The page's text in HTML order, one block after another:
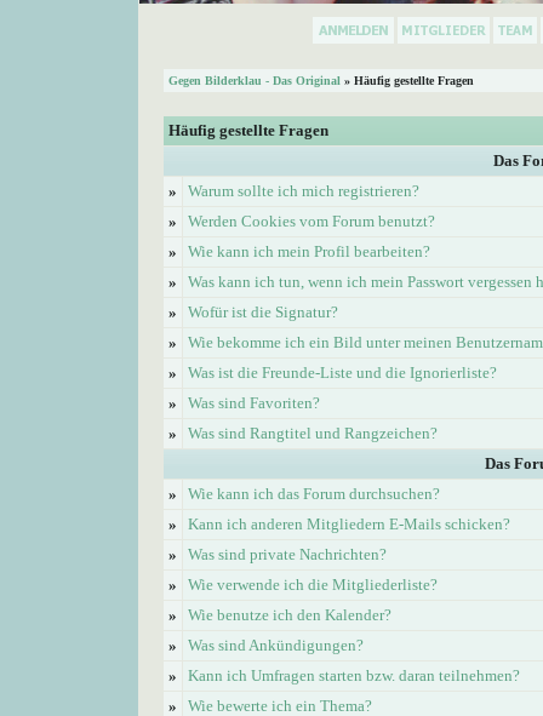
Gegen Bilderklau - Das Original » Häufig gestellte Fragen
Häufig gestellte Fragen
Das
»
Warum sollte ich mich registrieren?
»
Werden Cookies vom Forum benutzt?
»
Wie kann ich mein Profil bearbeiten?
»
Was kann ich tun, wenn ich mein Passwort vergessen
»
Wofür ist die Signatur?
»
Wie bekomme ich ein Bild unter meinen
»
Was ist die Freunde-Liste und die Ignorierliste?
»
Was sind Favoriten?
»
Was sind Rangtitel und Rangzeichen?
Das
»
Wie kann ich das Forum durchsuchen?
»
Kann ich anderen Mitgliedern E-Mails schicken?
»
Was sind private Nachrichten?
»
Wie verwende ich die Mitgliederliste?
»
Wie benutze ich den Kalender?
»
Was sind Ankündigungen?
»
Kann ich Umfragen starten bzw. daran teilnehmen?
»
Wie bewerte ich ein Thema?